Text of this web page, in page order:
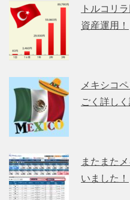
トルコリ
資産運用！
メキシコ
ごく詳しく
またまた
いました！